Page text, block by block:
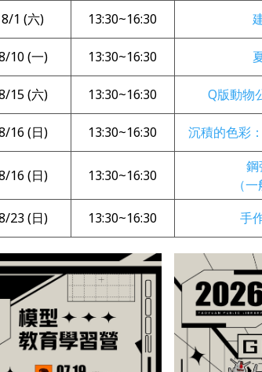
8/1 (六) 13:30~16:30
10 (一) 13:30~16:30
15 (六) 13:30~16:30 Q版動物
16 (日) 13:30~16:30 沉積的色彩
16 (日) 13:30~16:30
鋼
（
23 (日) 13:30~16:30 手